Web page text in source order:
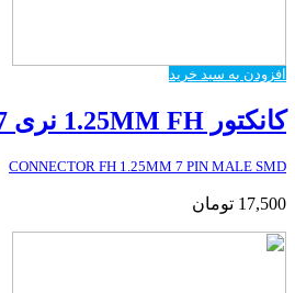
افزودن به سبد خرید
کانکتور 1.25MM FH نری 7 پین SMD
CONNECTOR FH 1.25MM 7 PIN MALE SMD
17,500 تومان